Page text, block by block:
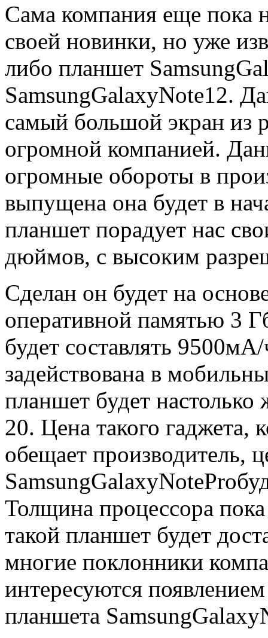
Сама компания еще пока
своей новинки, но уже
либо планшет
SamsungGalaxyNote12.
самый большой экран из
огромной компанией.
огромные обороты в
выпущена она будет в
планшет порадует нас
дюймов, с высоким
Сделан он будет на
оперативной памятью 3
будет составлять
задействована в
планшет будет
20. Цена такого гаджета,
обещает производитель,
Толщина процессора
такой планшет будет
многие поклонники
интересуются
планшета